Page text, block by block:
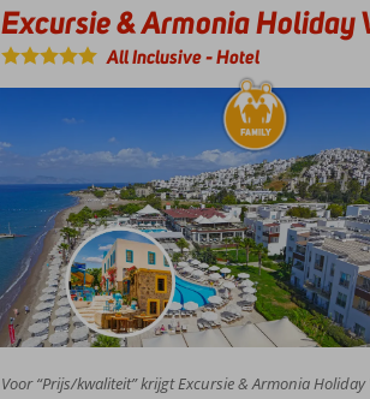
Excursie & Armonia Holiday
All Inclusive-Hotel
Voor “Prijs/kwaliteit” krijgt Excursie & Armonia Holiday